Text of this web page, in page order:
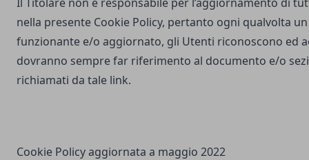
nella presente Cookie Policy, pertanto ogni qualvolta
funzionante e/o aggiornato, gli Utenti riconoscono ed
dovranno sempre far riferimento al documento e/o
richiamati da tale link.
Cookie Policy aggiornata a maggio 2022